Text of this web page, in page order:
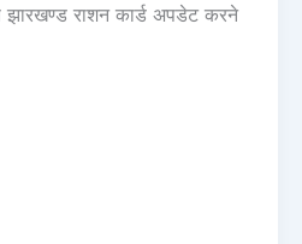
राशन कार्ड अपडेट करने